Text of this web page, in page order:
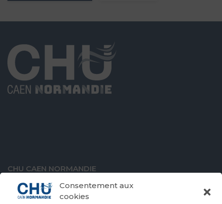
Consentement aux
cookies
CHU CAEN NORMANDIE
14000 Caen